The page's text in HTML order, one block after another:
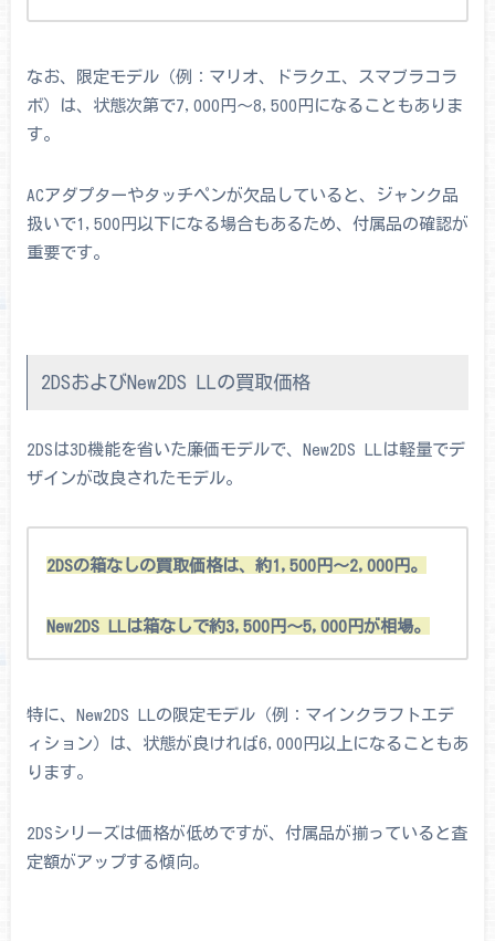
なお、限定モデル（例：マリオ、ドラクエ、スマブラコラ
ボ）は、状態次第で7,000円～8,500円になることもありま
す。
ACアダプターやタッチペンが欠品していると、ジャンク品
扱いで1,500円以下になる場合もあるため、付属品の確認が
重要です。
2DSおよびNew2DS LLの買取価格
2DSは3D機能を省いた廉価モデルで、New2DS LLは軽量でデ
ザインが改良されたモデル。
2DSの箱なしの買取価格は、約1,500円～2,000円。
New2DS LLは箱なしで約3,500円～5,000円が相場。
特に、New2DS LLの限定モデル（例：マインクラフトエデ
ィション）は、状態が良ければ6,000円以上になることもあ
ります。
2DSシリーズは価格が低めですが、付属品が揃っていると査
定額がアップする傾向。